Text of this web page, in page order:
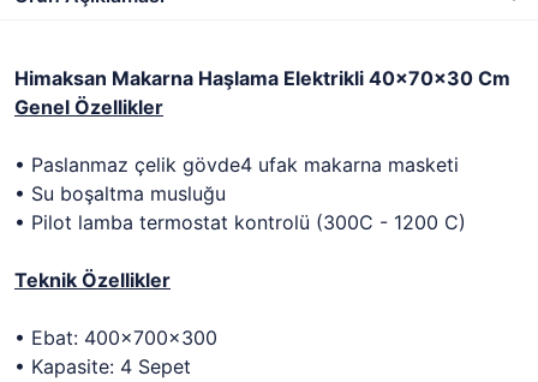
Himaksan Makarna Haşlama Elektrikli 40x70x30 Cm
Genel Özellikler
• Paslanmaz çelik gövde4 ufak makarna masketi
• Su boşaltma musluğu
• Pilot lamba termostat kontrolü (300C - 1200 C)
Teknik Özellikler
• Ebat: 400x700x300
• Kapasite: 4 Sepet